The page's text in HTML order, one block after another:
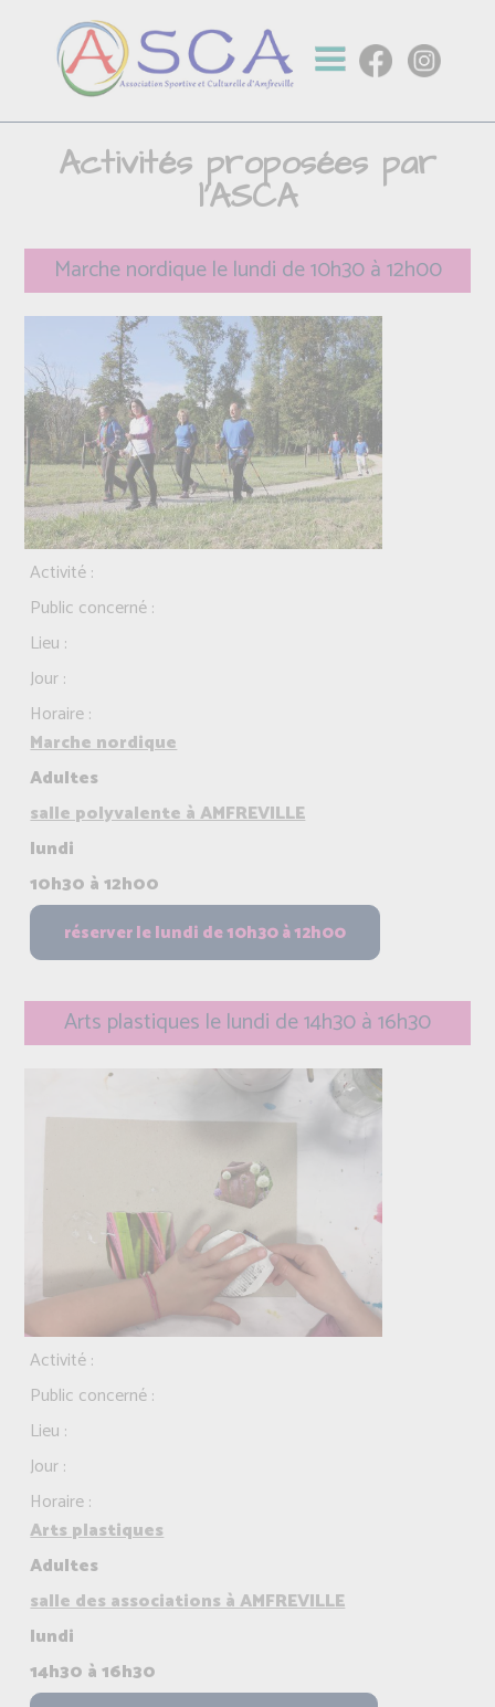
Activités proposées par
l'ASCA
Marche nordique le lundi de 10h30 à 12h00
Activité :
Public concerné :
Lieu :
Jour :
Horaire :
Marche nordique
Adultes
salle polyvalente à AMFREVILLE
lundi
10h30 à 12h00
Arts plastiques le lundi de 14h30 à 16h30
Activité :
Public concerné :
Lieu :
Jour :
Horaire :
Arts plastiques
Adultes
salle des associations à AMFREVILLE
lundi
14h30 à 16h30